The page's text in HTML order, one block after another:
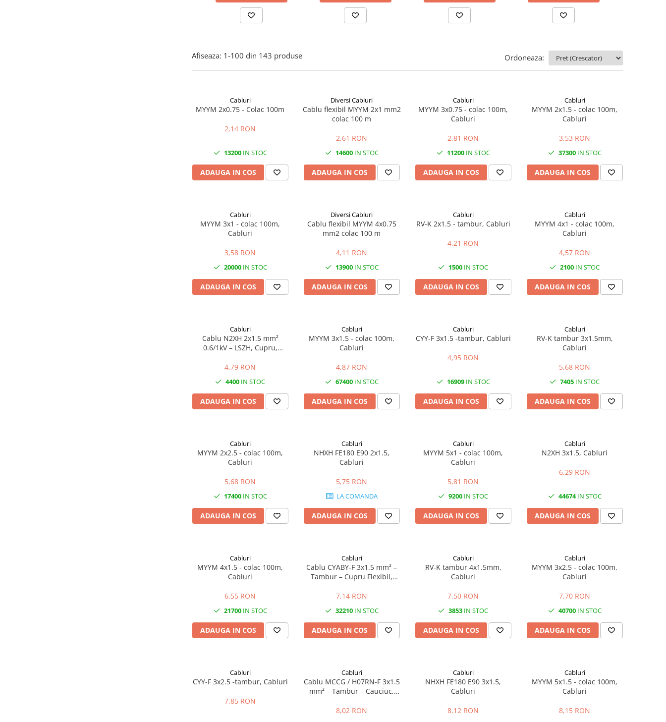
Afiseaza: 1-100 din 143 produse Ordoneaza:
Cabluri
MYYM 2x0.75 - Colac 100m
2,14 RON
13200IN STOC
ADAUGA IN COS
Diversi Cabluri
Cablu flexibil MYYM 2x1 mm2
colac 100 m
2,61 RON
14600IN STOC
ADAUGA IN COS
Cabluri
MYYM 3x0.75 - colac 100m,
Cabluri
2,81 RON
11200IN STOC
ADAUGA IN COS
Cabluri
MYYM 2x1.5 - colac 100m,
Cabluri
3,53 RON
37300IN STOC
ADAUGA IN COS
Cabluri
MYYM 3x1 - colac 100m,
Cabluri
3,58 RON
20000IN STOC
ADAUGA IN COS
Diversi Cabluri
Cablu flexibil MYYM 4x0.75
mm2 colac 100 m
4,11 RON
13900IN STOC
ADAUGA IN COS
Cabluri
RV-K 2x1.5 - tambur, Cabluri
4,21 RON
1500 IN STOC
ADAUGA IN COS
Cabluri
MYYM 4x1 - colac 100m,
Cabluri
4,57 RON
2100 IN STOC
ADAUGA IN COS
Cabluri
Cablu N2XH 2x1.5 mm²
0.6/1kV – LSZH, Cupru,
4,79 RON
4400 IN STOC
ADAUGA IN COS
Cabluri
MYYM 3x1.5 - colac 100m,
Cabluri
4,87 RON
67400IN STOC
ADAUGA IN COS
Cabluri
CYY-F 3x1.5 -tambur, Cabluri
4,95 RON
16909IN STOC
ADAUGA IN COS
Cabluri
RV-K tambur 3x1.5mm,
Cabluri
5,68 RON
7405 IN STOC
ADAUGA IN COS
Cabluri
MYYM 2x2.5 - colac 100m,
Cabluri
5,68 RON
17400IN STOC
ADAUGA IN COS
Cabluri
NHXH FE180 E90 2x1.5,
Cabluri
5,75 RON
LA COMANDA
ADAUGA IN COS
Cabluri
MYYM 5x1 - colac 100m,
Cabluri
5,81 RON
9200 IN STOC
ADAUGA IN COS
Cabluri
N2XH 3x1.5, Cabluri
6,29 RON
44674IN STOC
ADAUGA IN COS
Cabluri
MYYM 4x1.5 - colac 100m,
Cabluri
6,55 RON
21700IN STOC
ADAUGA IN COS
Cabluri
Cablu CYABY-F 3x1.5 mm² –
Tambur – Cupru Flexibil,
7,14 RON
32210IN STOC
ADAUGA IN COS
Cabluri
RV-K tambur 4x1.5mm,
Cabluri
7,50 RON
3853 IN STOC
ADAUGA IN COS
Cabluri
MYYM 3x2.5 - colac 100m,
Cabluri
7,70 RON
40700IN STOC
ADAUGA IN COS
Cabluri
CYY-F 3x2.5 -tambur, Cabluri
7,85 RON
Cabluri
Cablu MCCG / H07RN-F 3x1.5
mm² – Tambur – Cauciuc,
8,02 RON
Cabluri
NHXH FE180 E90 3x1.5,
Cabluri
8,12 RON
Cabluri
MYYM 5x1.5 - colac 100m,
Cabluri
8,15 RON